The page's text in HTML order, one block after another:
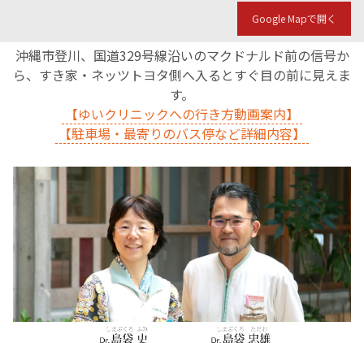
Google Mapで開く
沖縄市登川、国道329号線沿いのマクドナルド前の信号か
ら、すき家・ネッツトヨタ側へ入るとすぐ目の前に見えま
す。
【ゆいクリニックへの行き方動画案内】
【駐車場・最寄りのバス停など詳細内容】